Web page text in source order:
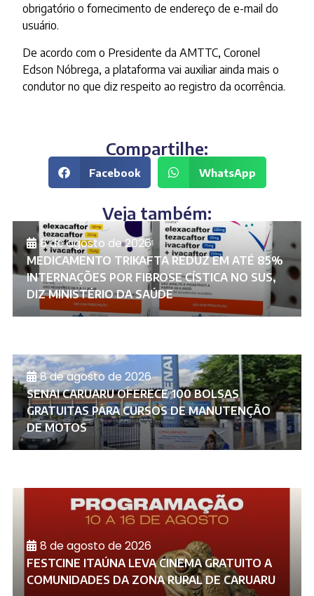
obrigatório o fornecimento de endereço de e-mail do
usuário.
De acordo com o Presidente da AMTTC, Coronel
Edson Nóbrega, a plataforma vai auxiliar ainda mais o
condutor no que diz respeito ao registro da ocorrência.
Compartilhe:
Facebook WhatsApp
Veja também:
8 de agosto de 2026
MEDICAMENTO TRIKAFTA REDUZ EM ATÉ 85%
INTERNAÇÕES POR FIBROSE CÍSTICA NO SUS,
DIZ MINISTÉRIO DA SAÚDE
8 de agosto de 2026
SENAI CARUARU OFERECE 100 BOLSAS
GRATUITAS PARA CURSOS DE MANUTENÇÃO
DE MOTOS
8 de agosto de 2026
FESTCINE ITAÚNA LEVA CINEMA GRATUITO A
COMUNIDADES DA ZONA RURAL DE CARUARU